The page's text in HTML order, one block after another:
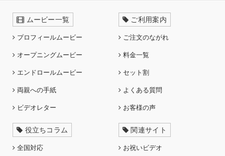
ムービー一覧
プロフィールムービー
オープニングムービー
エンドロールムービー
両親への手紙
ビデオレター
ご利用案内
ご注文のながれ
料金一覧
セット割
よくある質問
お客様の声
役立ちコラム
全国対応
関連サイト
お祝いビデオ